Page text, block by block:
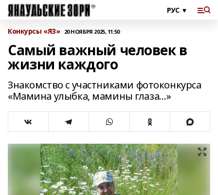
Конкурсы «ЯЗ» 20 НОЯБРЯ 2025, 11:50
Самый важный человек в
жизни каждого
Знакомство с участниками фотоконкурса
«Мамина улыбка, мамины глаза…»